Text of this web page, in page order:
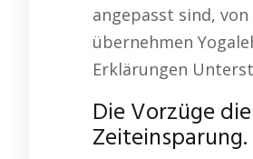
angepasst sind,
übernehmen
Erklärungen
Die Vorzüge
Zeiteinsparung.